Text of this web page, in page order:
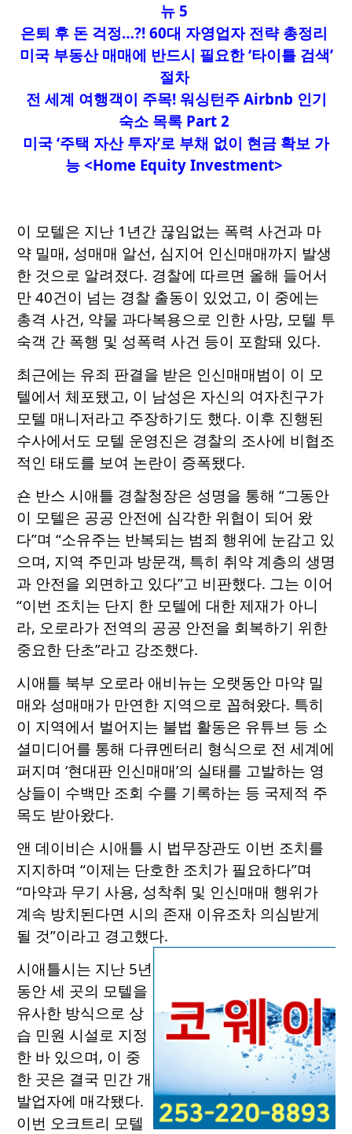
뉴 5
은퇴 후 돈 걱정…?! 60대 자영업자 전략 총정리
미국 부동산 매매에 반드시 필요한 ‘타이틀 검색’
절차
전 세계 여행객이 주목! 워싱턴주 Airbnb 인기
숙소 목록 Part 2
미국 ‘주택 자산 투자’로 부채 없이 현금 확보 가
능 <Home Equity Investment>
이 모텔은 지난 1년간 끊임없는 폭력 사건과 마
약 밀매, 성매매 알선, 심지어 인신매매까지 발생
한 것으로 알려졌다. 경찰에 따르면 올해 들어서
만 40건이 넘는 경찰 출동이 있었고, 이 중에는
총격 사건, 약물 과다복용으로 인한 사망, 모텔 투
숙객 간 폭행 및 성폭력 사건 등이 포함돼 있다.
최근에는 유죄 판결을 받은 인신매매범이 이 모
텔에서 체포됐고, 이 남성은 자신의 여자친구가
모텔 매니저라고 주장하기도 했다. 이후 진행된
수사에서도 모텔 운영진은 경찰의 조사에 비협조
적인 태도를 보여 논란이 증폭됐다.
숀 반스 시애틀 경찰청장은 성명을 통해 “그동안
이 모텔은 공공 안전에 심각한 위협이 되어 왔
다”며 “소유주는 반복되는 범죄 행위에 눈감고 있
으며, 지역 주민과 방문객, 특히 취약 계층의 생명
과 안전을 외면하고 있다”고 비판했다. 그는 이어
“이번 조치는 단지 한 모텔에 대한 제재가 아니
라, 오로라가 전역의 공공 안전을 회복하기 위한
중요한 단초”라고 강조했다.
시애틀 북부 오로라 애비뉴는 오랫동안 마약 밀
매와 성매매가 만연한 지역으로 꼽혀왔다. 특히
이 지역에서 벌어지는 불법 활동은 유튜브 등 소
셜미디어를 통해 다큐멘터리 형식으로 전 세계에
퍼지며 ‘현대판 인신매매’의 실태를 고발하는 영
상들이 수백만 조회 수를 기록하는 등 국제적 주
목도 받아왔다.
앤 데이비슨 시애틀 시 법무장관도 이번 조치를
지지하며 “이제는 단호한 조치가 필요하다”며
“마약과 무기 사용, 성착취 및 인신매매 행위가
계속 방치된다면 시의 존재 이유조차 의심받게
될 것”이라고 경고했다.
시애틀시는 지난 5년
동안 세 곳의 모텔을
유사한 방식으로 상
습 민원 시설로 지정
한 바 있으며, 이 중
한 곳은 결국 민간 개
발업자에 매각됐다.
이번 오크트리 모텔